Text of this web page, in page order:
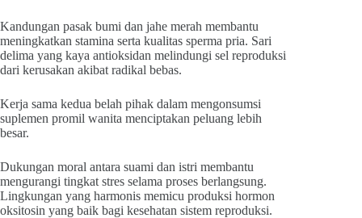
Kandungan pasak bumi dan jahe merah membantu
meningkatkan stamina serta kualitas sperma pria. Sari
delima yang kaya antioksidan melindungi sel reproduksi
dari kerusakan akibat radikal bebas.
Kerja sama kedua belah pihak dalam mengonsumsi
suplemen promil wanita menciptakan peluang lebih
besar.
Dukungan moral antara suami dan istri membantu
mengurangi tingkat stres selama proses berlangsung.
Lingkungan yang harmonis memicu produksi hormon
oksitosin yang baik bagi kesehatan sistem reproduksi.